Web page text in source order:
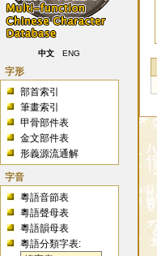
中文 ENG
字形
部首索引
筆畫索引
甲骨部件表
金文部件表
形義源流通解
字音
粵語音節表
粵語聲母表
粵語韻母表
粵語分類字表: